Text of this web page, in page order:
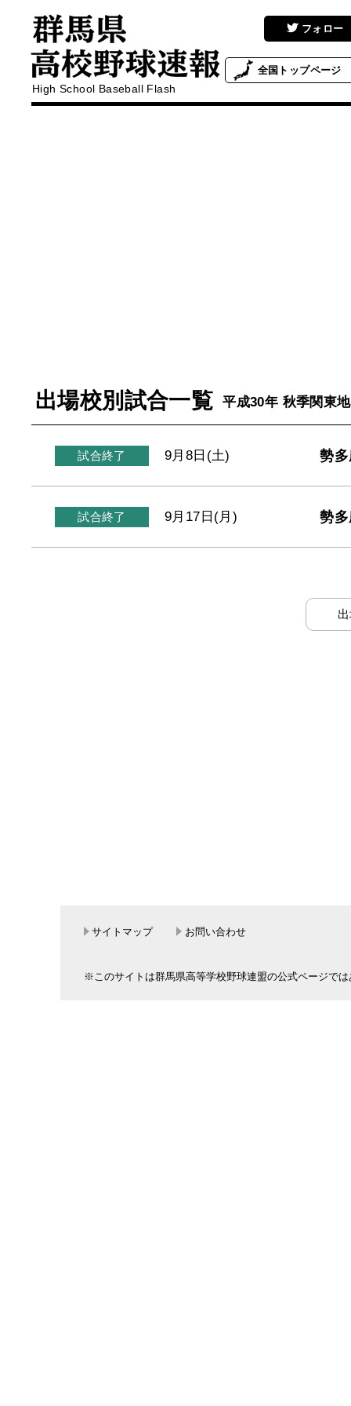
High School Baseball Flash
フォロー
全国 トップページ
出場校別試合一覧 平成30年 秋季関東
試合終了 9月8日(土) 勢
試合終了 9月17日(月) 勢
サイトマップ お問い合わせ
※このサイトは群馬県高等学校野球連盟の公式ページで